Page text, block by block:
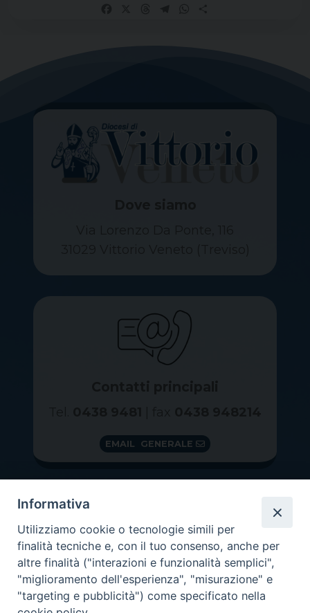
EMAIL GENERALE
GRAZIE PER IL TUO AIUTO
Informativa
Utilizziamo cookie o tecnologie simili per
finalità tecniche e, con il tuo consenso, anche per
altre finalità ("interazioni e funzionalità semplici",
"miglioramento dell'esperienza", "misurazione" e
"targeting e pubblicità") come specificato nella